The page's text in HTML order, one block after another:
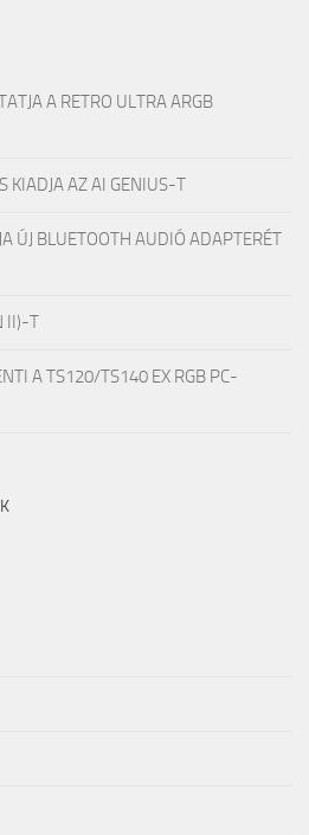
A RETRO ULTRA ARGB
KIADJA AZ AI GENIUS-T
ÚJ BLUETOOTH AUDIÓ ADAPTERÉT
II)-T
A TS120/TS140 EX RGB PC-